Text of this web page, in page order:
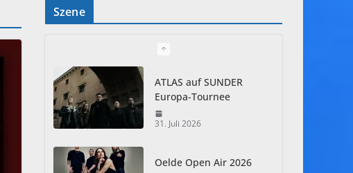
Szene
ATLAS auf SUNDER
Europa-Tournee
31. Juli 2026
Oelde Open Air 2026